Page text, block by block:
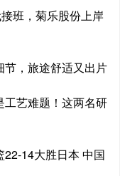
班，菊乐股份上岸
节，旅途舒适又出片
工艺难题！这两名研
14大胜日本 中国